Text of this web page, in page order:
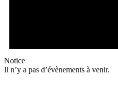
Notice
Il n’y a pas d’évènements à venir.